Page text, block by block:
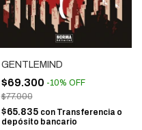
GENTLEMIND
$69.300 -10% OFF
$77.000
$65.835 con Transferencia o
depósito bancario